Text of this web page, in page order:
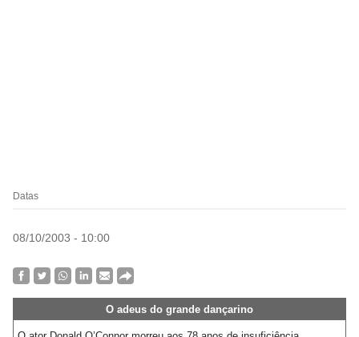
Datas
08/10/2003 - 10:00
O adeus do grande dançarino